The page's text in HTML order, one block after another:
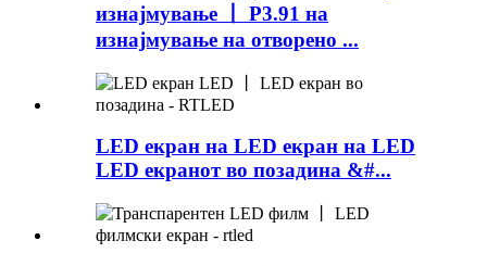
изнајмување 丨 P3.91 на
изнајмување на отворено ...
LED екран на LED екран на LED
LED екранот во позадина &#...